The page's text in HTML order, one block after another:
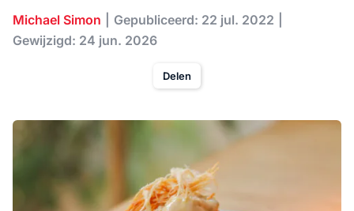
Michael Simon
Gepubliceerd: 22 jul. 2022
Gewijzigd: 24 jun. 2026
Delen